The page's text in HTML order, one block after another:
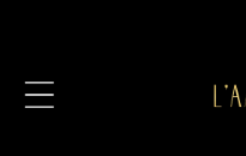
contenu